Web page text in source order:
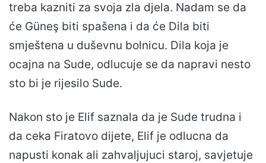
treba kazniti za svoja zla djela. Nadam se da
će Güneş biti spašena i da će Dila biti
smještena u duševnu bolnicu. Dila koja je
ocajna na Sude, odlucuje se da napravi nesto
sto bi je rijesilo Sude.
Nakon sto je Elif saznala da je Sude trudna i
da ceka Firatovo dijete, Elif je odlucna da
napusti konak ali zahvaljujuci staroj, savjetuje